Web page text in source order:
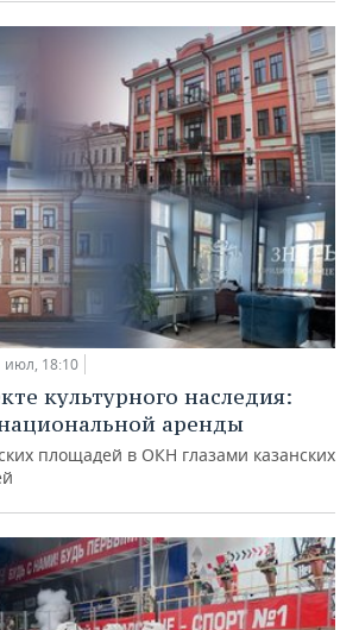
июл, 18:10
культурного наследия:
аренды
площадей в ОКН глазами казанских